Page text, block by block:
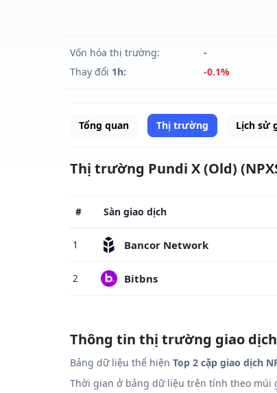
Vốn hóa thị trường: -
Thay đổi 1h: -0.1%
Tổng quan Thị trường Lịch sử
Thị trường Pundi X (Old)
# Sàn giao dịch
1 Bancor Network
2 Bitbns
Thông tin thị trường giao dịch
Bảng dữ liệu thể hiện Top 2 cặp giao dịch
Thời gian ở bảng dữ liệu trên tính theo múi